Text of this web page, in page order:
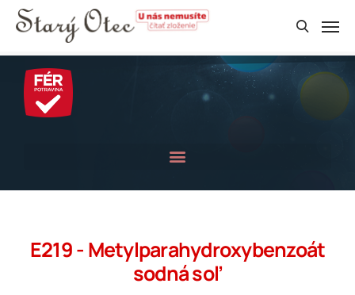
E219 - Metylparahydroxybenzoát
sodná soľ